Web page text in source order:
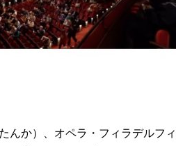
んか）、オペラ・フィラデルフ